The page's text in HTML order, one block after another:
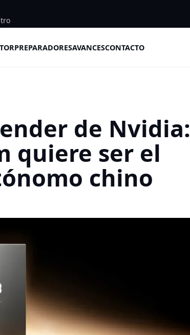
PREPARADORESAVANCESCONTACTO
de Nvidia:
quiere ser el
chino